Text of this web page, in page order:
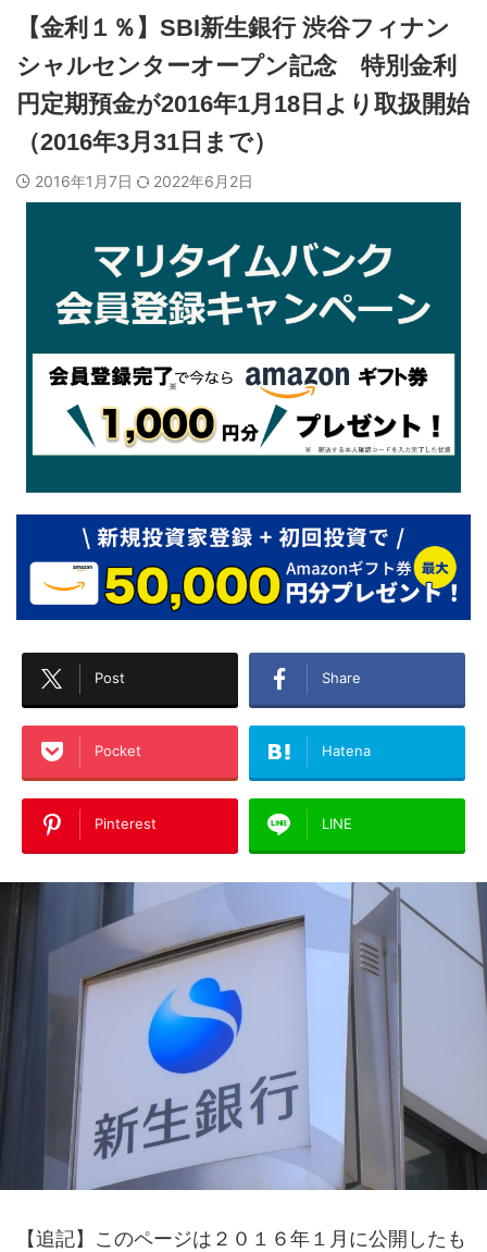
【金利１％】SBI新生銀行 渋谷フィナン
シャルセンターオープン記念 特別金利
円定期預金が2016年1月18日より取扱開始
（2016年3月31日まで）
2016年1月7日 2022年6月2日
Post Share
Pocket Hatena
Pinterest LINE
【追記】このページは２０１６年１月に公開したも